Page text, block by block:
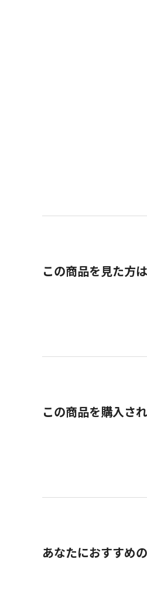
この商品を見た方
この商品を購入さ
あなたにおすすめ